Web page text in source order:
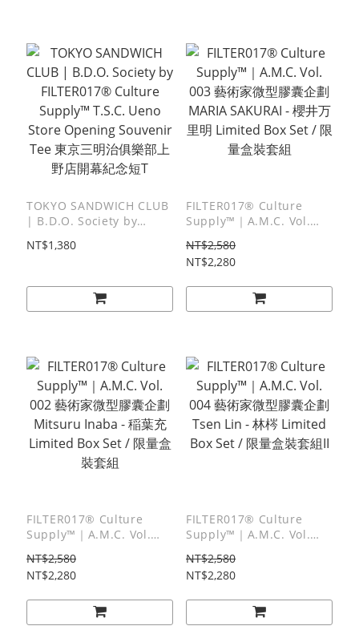
TOKYO SANDWICH CLUB
| B.D.O. Society by
Supply™ T.S.C. Ueno
店開幕紀念短T
NT$1,380
FILTER017® Culture
Supply™｜A.M.C. Vol.
MARIA SAKURAI - 櫻井万
里明 Limited Box Set / 限
NT$2,580
NT$2,280
FILTER017® Culture
Supply™｜A.M.C. Vol.
Mitsuru Inaba - 稲葉充
Limited Box Set / 限量盒
NT$2,580
NT$2,280
FILTER017® Culture
Supply™｜A.M.C. Vol.
Tsen Lin - 林梣 Limited
Box Set / 限量盒裝套組II
NT$2,580
NT$2,280